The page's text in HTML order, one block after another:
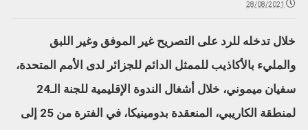
28/08/2021
خلال تدخله للرد على التصريح غير الموفق وغير اللبق
والمليء بالأكاذيب للممثل الدائم للجزائر لدى الأمم المتحدة،
سفيان ميموني، خلال أشغال الندوة الإقليمية للجنة الـ24
لمنطقة الكاريبي، المنعقدة بدومينيكا، في الفترة من 25 إلى